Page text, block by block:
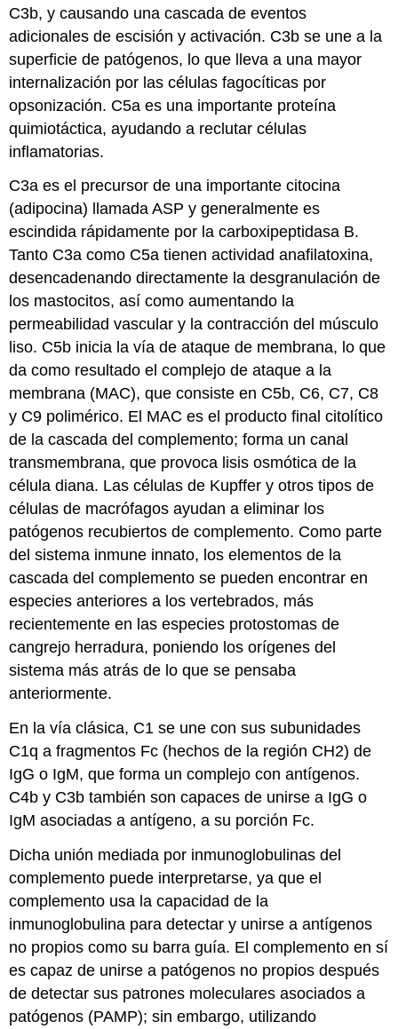
C3b, y causando una cascada de eventos
adicionales de escisión y activación. C3b se une a la
superficie de patógenos, lo que lleva a una mayor
internalización por las células fagocíticas por
opsonización. C5a es una importante proteína
quimiotáctica, ayudando a reclutar células
inflamatorias.
C3a es el precursor de una importante citocina
(adipocina) llamada ASP y generalmente es
escindida rápidamente por la carboxipeptidasa B.
Tanto C3a como C5a tienen actividad anafilatoxina,
desencadenando directamente la desgranulación de
los mastocitos, así como aumentando la
permeabilidad vascular y la contracción del músculo
liso. C5b inicia la vía de ataque de membrana, lo que
da como resultado el complejo de ataque a la
membrana (MAC), que consiste en C5b, C6, C7, C8
y C9 polimérico. El MAC es el producto final citolítico
de la cascada del complemento; forma un canal
transmembrana, que provoca lisis osmótica de la
célula diana. Las células de Kupffer y otros tipos de
células de macrófagos ayudan a eliminar los
patógenos recubiertos de complemento. Como parte
del sistema inmune innato, los elementos de la
cascada del complemento se pueden encontrar en
especies anteriores a los vertebrados, más
recientemente en las especies protostomas de
cangrejo herradura, poniendo los orígenes del
sistema más atrás de lo que se pensaba
anteriormente.
En la vía clásica, C1 se une con sus subunidades
C1q a fragmentos Fc (hechos de la región CH2) de
IgG o IgM, que forma un complejo con antígenos.
C4b y C3b también son capaces de unirse a IgG o
IgM asociadas a antígeno, a su porción Fc.
Dicha unión mediada por inmunoglobulinas del
complemento puede interpretarse, ya que el
complemento usa la capacidad de la
inmunoglobulina para detectar y unirse a antígenos
no propios como su barra guía. El complemento en sí
es capaz de unirse a patógenos no propios después
de detectar sus patrones moleculares asociados a
patógenos (PAMP); sin embargo, utilizando